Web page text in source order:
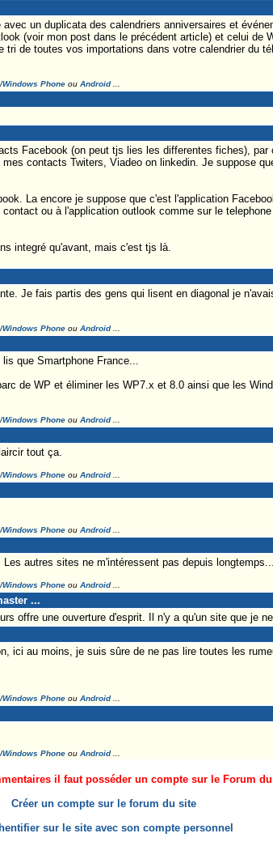
un duplicata des calendriers anniversaires et
(voir mon post dans le précédent article) et celui de
de toutes vos importations dans votre calendrier du
Windows Phoneou Android...
Facebook (on peut tjs lies les differentes fiches), par
contacts Twiters, Viadeo on linkedin. Je suppose
La encore je suppose que c'est l'application
ou à l'application outlook comme sur le
integré qu'avant, mais c'est tjs là.
Je fais partis des gens qui lisent en diagonal je
Windows Phoneou Android...
que Smartphone France...
de WP et éliminer les WP7.x et 8.0 ainsi que les
Windows Phoneou Android...
tout ça.
Windows Phoneou Android...
Windows Phoneou Android...
autres sites ne m'intéressent pas depuis longtemps...
Windows Phoneou Android...
...
offre une ouverture d'esprit. Il n'y a qu'un site que je
ici au moins, je suis sûre de ne pas lire toutes les
Windows Phoneou Android...
Windows Phoneou Android...
il faut posséder un compte sur le Forum
Créer un compte sur le forum du site
sur le site avec son compte personnel